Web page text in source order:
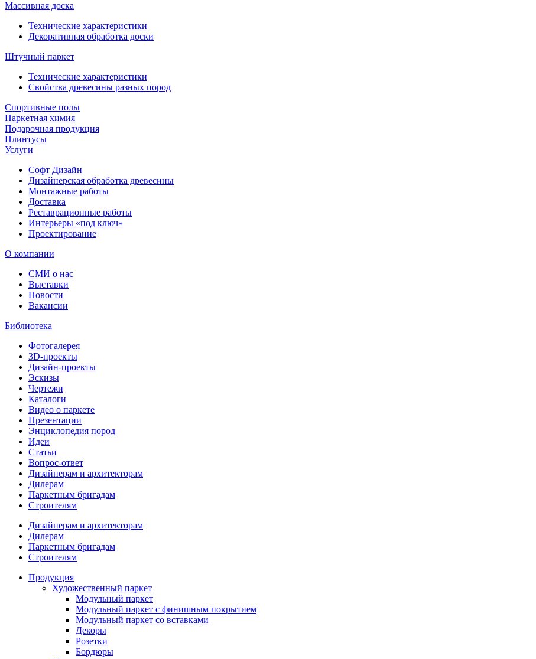
Массивная доска
Технические характеристики
Декоративная обработка доски
Штучный паркет
Технические характеристики
Свойства древесины разных пород
Спортивные полы
Паркетная химия
Подарочная продукция
Плинтусы
Услуги
Софт Дизайн
Дизайнерская обработка древесины
Монтажные работы
Доставка
Реставрационные работы
Интерьеры «под ключ»
Проектирование
О компании
СМИ о нас
Выставки
Новости
Вакансии
Библиотека
Фотогалерея
3D-проекты
Дизайн-проекты
Эскизы
Чертежи
Каталоги
Видео о паркете
Презентации
Энциклопедия пород
Идеи
Статьи
Вопрос-ответ
Дизайнерам и архитекторам
Дилерам
Паркетным бригадам
Строителям
Дизайнерам и архитекторам
Дилерам
Паркетным бригадам
Строителям
Продукция
Художественный паркет
Модульный паркет
Модульный паркет с финишным покрытием
Модульный паркет со вставками
Декоры
Розетки
Бордюры